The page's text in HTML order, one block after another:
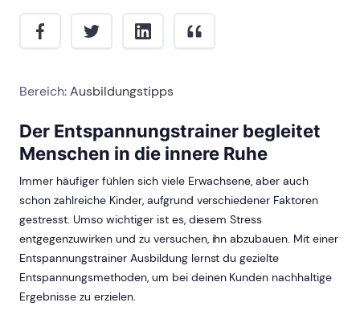
Bereich:Ausbildungstipps
Der Entspannungstrainer begleitet
Menschen in die innere Ruhe
Immer häufiger fühlen sich viele Erwachsene, aber auch
schon zahlreiche Kinder, aufgrund verschiedener Faktoren
gestresst. Umso wichtiger ist es, diesem Stress
entgegenzuwirken und zu versuchen, ihn abzubauen. Mit einer
Entspannungstrainer Ausbildung lernst du gezielte
Entspannungsmethoden, um bei deinen Kunden nachhaltige
Ergebnisse zu erzielen.